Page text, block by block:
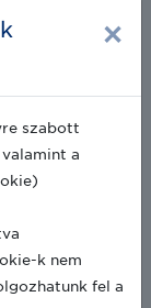
×
szabott
a
k nem
fel a